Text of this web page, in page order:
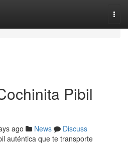
Pibil
ago News
Discuss
auténtica que te transporte